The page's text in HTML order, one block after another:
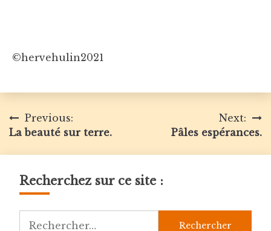
©hervehulin2021
Navigation
Previous:
La beauté sur terre.
Next:
Pâles espérances.
Recherchez sur ce site :